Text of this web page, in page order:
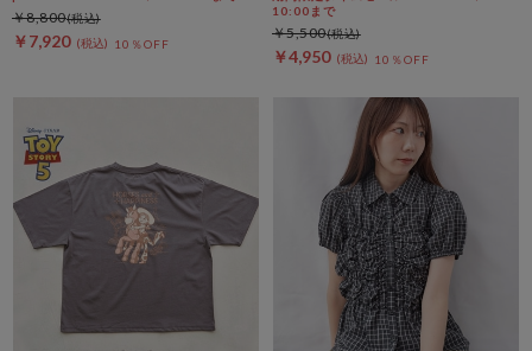
￥7,920 10％OFF
￥8,800
10:00まで
￥4,950 10％OFF
￥5,500